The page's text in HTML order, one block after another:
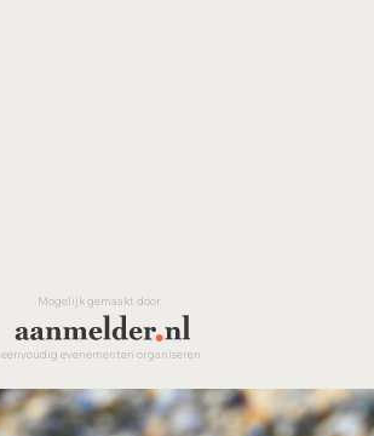
Mogelijk gemaakt door
eenvoudig evenementen organiseren